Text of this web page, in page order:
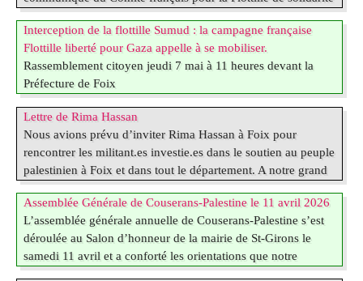
de découper la Palestine : Résolution 181 votée à une courte
majorité après pression des USA sur les Pays du Tiers-
Monde : Leila Shahid, ambassadrice de Palestine en Europe.
* 1948 : 1ere Nakba (« désastre, catastrophe (…)
avec Gaza, la Global Sumud France : Briser le blocus de
Gaza, briser le silence face à la piraterie d’État
La bande de Gaza, territoire dévasté, subit un quasi blocus :
tous les jours des gazaouis meurent faute de soins, d’abris, de
nourriture, une pénurie organisée par les forces d’occupation
israéliennes. Face à cette situation, la société civile
internationale (…)
Interception de la flottille Sumud : la campagne française
Flottille liberté pour Gaza appelle à se mobiliser.
Rassemblement citoyen jeudi 7 mai à 11 heures devant la
Préfecture de Foix
Dans la nuit de mercredi à jeudi dernier, l’armée israélienne a
intercepté pour la 5ème fois en deux ans, plusieurs bateaux
appartenant à la Globala Sumud Flotilla. Le but de cette
organisation : affréter des bateaux chargés de colis
alimentaires et médicaux, pour venir briser le blocus imposé
par Israël sur la bande de Gaza .
Cette fois encore, l’arraisonnement des navires par l’armée
israélienne est totalement (…)
Lettre de Rima Hassan
Nous avions prévu d’inviter Rima Hassan à Foix pour
rencontrer les militant.es investie.es dans le soutien au peuple
palestinien à Foix et dans tout le département. A notre grand
regret cette rencontre a due être annulée à la dernière minute.
Nous publions ci-dessous la lettre que nous a envoyée Rima
Hassan :
"Je suis vraiment désolée de ne pas être parmi vous à Foix ce
samedi 18 avril. Cette absence est liée aux récentes
révélations de Mediapart concernant des pratiques
Assemblée Générale de Couserans-Palestine le 11 avril 2026
L’assemblée générale annuelle de Couserans-Palestine s’est
déroulée au Salon d’honneur de la mairie de St-Girons le
samedi 11 avril et a conforté les orientations que notre
association, forte de plus de 200 adhérents, porte depuis 25